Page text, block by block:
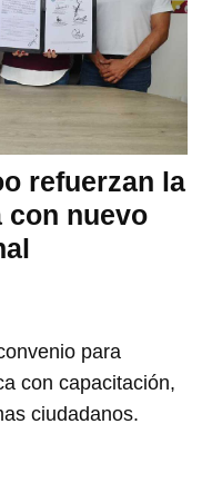
refuerzan la
con nuevo
para
con capacitación,
ciudadanos.